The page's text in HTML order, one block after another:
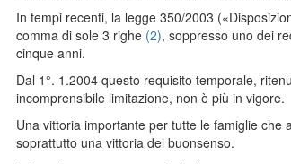
In tempi recenti, la legge 350/2003
comma di sole 3 righe (2), soppresso uno dei
cinque anni.
Dal 1°. 1.2004 questo requisito temporale,
incomprensibile limitazione, non è più in vigore.
Una vittoria importante per tutte le famiglie
soprattutto una vittoria del buonsenso.